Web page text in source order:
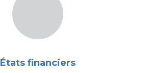
États financiers